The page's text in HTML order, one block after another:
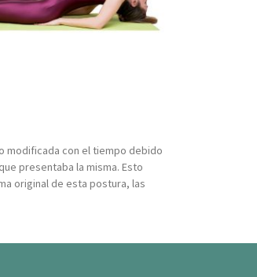
modificada con el tiempo debido
presentaba la misma. Esto
original de esta postura, las